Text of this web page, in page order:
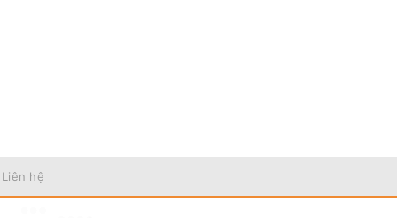
điều
test
Liên hệ